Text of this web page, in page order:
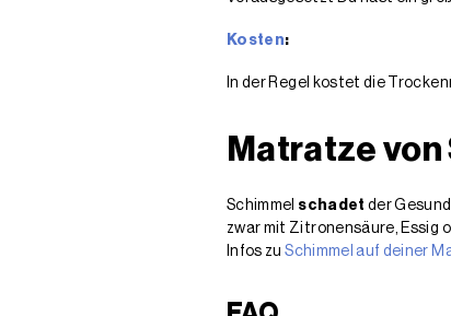
Kosten:
In der Regel kostet die
Matratze
Schimmel schadet der
zwar mit Zitronensäure, Essig
Infos zuSchimmel auf deiner